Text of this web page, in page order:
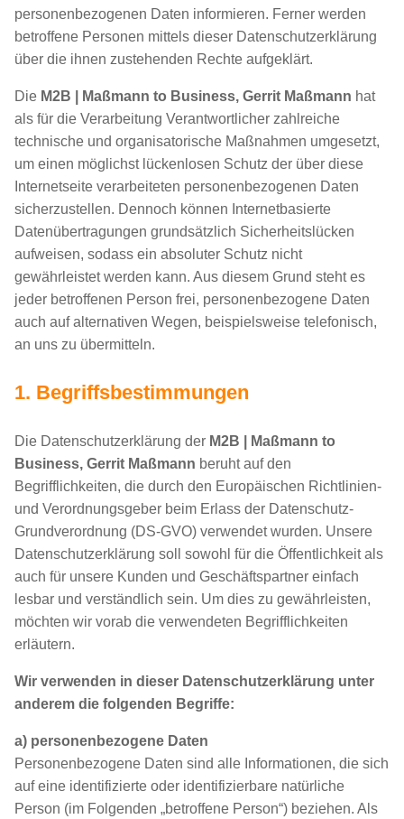
personenbezogenen Daten informieren. Ferner werden
betroffene Personen mittels dieser Datenschutzerklärung
über die ihnen zustehenden Rechte aufgeklärt.
Die M2B | Maßmann to Business, Gerrit Maßmann hat
als für die Verarbeitung Verantwortlicher zahlreiche
technische und organisatorische Maßnahmen umgesetzt,
um einen möglichst lückenlosen Schutz der über diese
Internetseite verarbeiteten personenbezogenen Daten
sicherzustellen. Dennoch können Internetbasierte
Datenübertragungen grundsätzlich Sicherheitslücken
aufweisen, sodass ein absoluter Schutz nicht
gewährleistet werden kann. Aus diesem Grund steht es
jeder betroffenen Person frei, personenbezogene Daten
auch auf alternativen Wegen, beispielsweise telefonisch,
an uns zu übermitteln.
1. Begriffsbestimmungen
Die Datenschutzerklärung der M2B | Maßmann to
Business, Gerrit Maßmann beruht auf den
Begrifflichkeiten, die durch den Europäischen Richtlinien-
und Verordnungsgeber beim Erlass der Datenschutz-
Grundverordnung (DS-GVO) verwendet wurden. Unsere
Datenschutzerklärung soll sowohl für die Öffentlichkeit als
auch für unsere Kunden und Geschäftspartner einfach
lesbar und verständlich sein. Um dies zu gewährleisten,
möchten wir vorab die verwendeten Begrifflichkeiten
erläutern.
Wir verwenden in dieser Datenschutzerklärung unter
anderem die folgenden Begriffe:
a) personenbezogene Daten
Personenbezogene Daten sind alle Informationen, die sich
auf eine identifizierte oder identifizierbare natürliche
Person (im Folgenden „betroffene Person“) beziehen. Als